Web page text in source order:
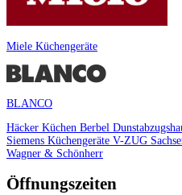
Miele Küchengeräte
BLANCO
Häcker Küchen Berbel
Siemens Küchengeräte V-ZUG
Wagner & Schönherr
Öffnungszeiten